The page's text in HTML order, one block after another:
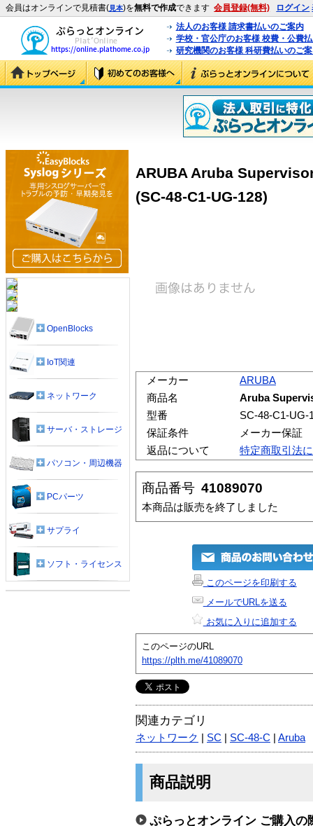
会員はオンラインで見積書(見本)を無料で作成できます 会員登録(無料) ログイン
法人のお客様 請求書払いのご案内
学校・官公庁のお客様 校費・公費
研究機関のお客様 科研費払いのご
ARUBA Aruba
(SC-48-C1-UG-128)
メーカー
ARUBA
商品名
Aruba
型番
SC-48-C1-UG-
保証条件
メーカー保証
返品について
特定商取引法
商品番号 41089070
本商品は販売を終了しました
このページを印刷する
メールでURLを送る
お気に入りに追加する
このページのURL
https://plth.me/41089070
関連カテゴリ
ネットワーク SC SC-48-C Aruba
商品説明
ぷらっとオンライン ご購入の
OpenBlocks
IoT関連
ネットワーク
サーバ・ストレージ
パソコン・周辺機器
PCパーツ
サプライ
ソフト・ライセンス